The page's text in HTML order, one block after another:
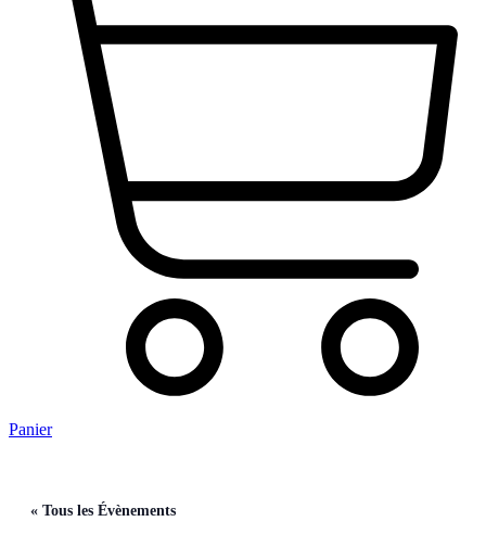
Panier
« Tous les Évènements